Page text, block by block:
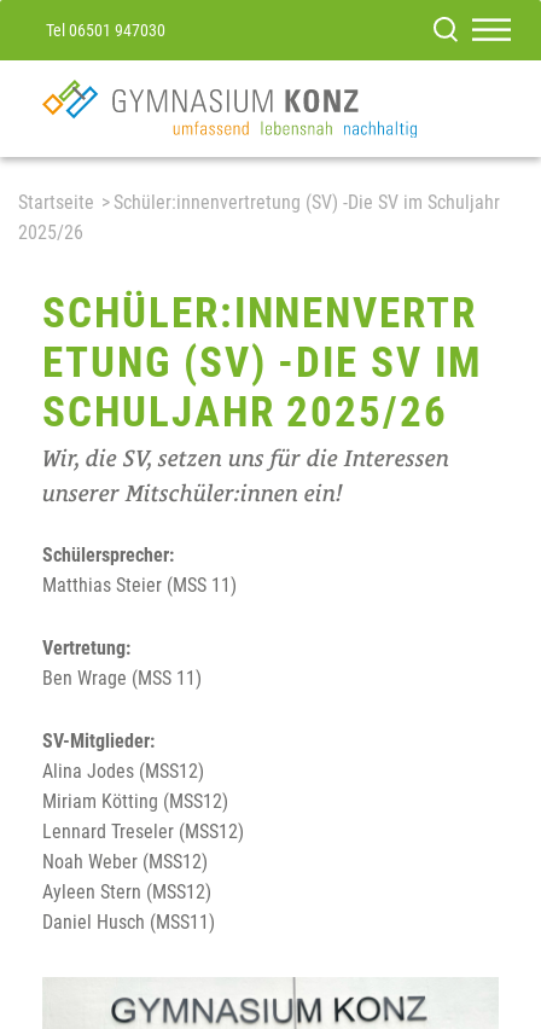
Tel 06501 947030
Startseite
Schüler:innenvertretung (SV) -Die SV im Schuljahr
2025/26
SCHÜLER:INNENVERTR
ETUNG (SV) -DIE SV IM
SCHULJAHR 2025/26
Wir, die SV, setzen uns für die Interessen
unserer Mitschüler:innen ein!
Schülersprecher:
Matthias Steier (MSS 11)
Vertretung:
Ben Wrage (MSS 11)
SV-Mitglieder:
Alina Jodes (MSS12)
Miriam Kötting (MSS12)
Lennard Treseler (MSS12)
Noah Weber (MSS12)
Ayleen Stern (MSS12)
Daniel Husch (MSS11)